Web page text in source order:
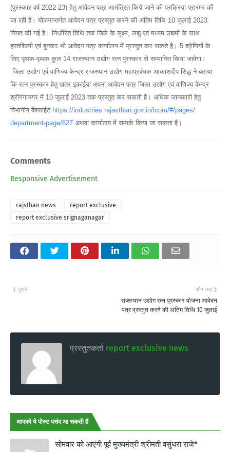
(पुरस्कार वर्ष 2022-23) हेतु आवेदन पत्र आमंत्रित किये जाने की प्रक्रिया प्रारम्भ की
जा रही है। योजनान्तर्गत आवेदन पत्र प्रस्तुत करने की अंतिम तिथि 10 जुलाई 2023
नियत की गई है। निर्धारित तिथि तक जिले के सूक्ष्म, लद्यु एवं मध्यम उद्यमों के साथ
हस्तशिल्पी एवं बुनकर भी आवेदन पत्र कर्याालय में प्रस्तुत कर सकते है। 5 श्रेणियों के
लिए पृथक-पृथक कुल 14 राजस्थान उद्योग रत्न पुरस्कार से सम्मानित किया जावेगा।
जिला उद्योग एवं वाणिज्य केन्द्र राजस्थान उद्योग महाप्रबंधक आकाशदीप सिद्ध ने बताया
कि रत्न पुरस्कार हेतु पात्र इकाईयां अपना आवेदन पत्र जिला उद्योग एवं वाणिज्य केन्द्र
श्रीगंगानगर में 10 जुलाई 2023 तक प्रस्तुत कर सकती है। अधिक जानकारी हेतु
विभागीय वैबसाईट https://industries.rajasthan. gov.in/icom/#/pages/
department-page/627 अथवा कार्यालय में सम्पर्क किया जा सकता है।
Comments
Responsive Advertisement
rajsthan news
report exclusive
report exclusive srignaganagar
और नया
राजस्थान उद्योग रत्न पुरस्कार योजना आवेदन
पत्र प्रस्तुत करने की अंतिम तिथि 10 जुलाई
पुराने
प्रस्तुतकर्ता report exclusive news
आपको ये पोस्ट पसंद आ सकती हैं
सोमवार को आएंगी पूर्व मुख्यमंत्री श्रीमती वसुंधरा राजे*